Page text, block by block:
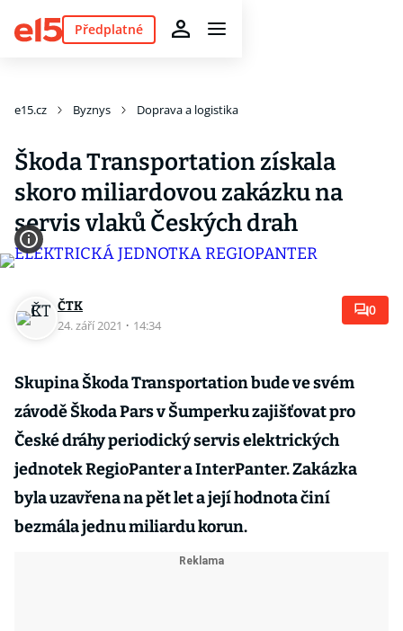
Předplatné
e15.cz Byznys Doprava a logistika
Škoda Transportation získala
skoro miliardovou zakázku na
servis vlaků Českých drah
ČTK
24. září 2021 · 14:34
0
Skupina Škoda Transportation bude ve svém
závodě Škoda Pars v Šumperku zajišťovat pro
České dráhy periodický servis elektrických
jednotek RegioPanter a InterPanter. Zakázka
byla uzavřena na pět let a její hodnota činí
bezmála jednu miliardu korun.